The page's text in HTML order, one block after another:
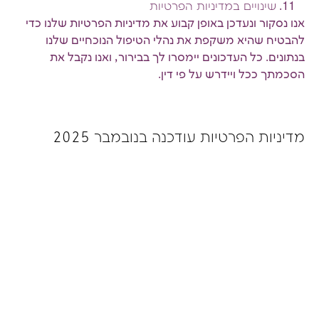
שינויים במדיניות הפרטיות
אנו נסקור ונעדכן באופן קבוע את מדיניות הפרטיות שלנו כדי
להבטיח שהיא משקפת את נהלי הטיפול הנוכחיים שלנו
בנתונים. כל העדכונים יימסרו לך בבירור, ואנו נקבל את
הסכמתך ככל ויידרש על פי דין.
מדיניות הפרטיות עודכנה בנובמבר 2025